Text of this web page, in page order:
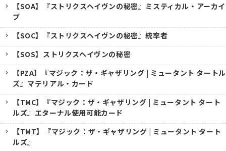
【SOA】『ストリクスヘイヴンの秘密』ミスティカル・アーカイ
ブ
【SOC】『ストリクスヘイヴンの秘密』統率者
【SOS】ストリクスヘイヴンの秘密
【PZA】『マジック：ザ・ギャザリング | ミュータント タートル
ズ』マテリアル・カード
【TMC】『マジック：ザ・ギャザリング | ミュータント タート
ルズ』エターナル使用可能カード
【TMT】『マジック：ザ・ギャザリング | ミュータント タート
ルズ』